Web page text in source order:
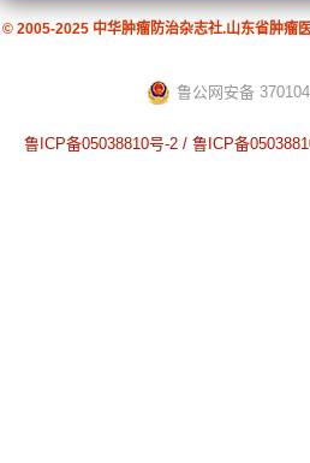
© 2005-2025 中华肿瘤防治杂志社.山东省肿瘤
鲁公网安备
鲁ICP备05038810号-2 / 鲁ICP备